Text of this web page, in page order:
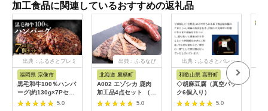
加工食品に関連しているおすすめの返礼品
出典：ふるさとプレミ
福岡県 宗像市
黒毛和牛100％ハンバ
ーグ(約130g×7Pセッ
ト)【魚住商店】5.0
出典：ふるなび
北海道 鷹栖町
A002 エゾシカ 鹿肉
加工品4点セット （
肩ローススライス エ
ゾ鹿ジャーキー スモ
5.0
出典：ふるさとパレッ
和歌山県 高野町
◇胡麻豆腐（真空パッ
ク6個入り）
5.0